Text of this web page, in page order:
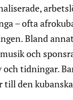
– ofta
Bland
och
tidningar.
till den kubanska